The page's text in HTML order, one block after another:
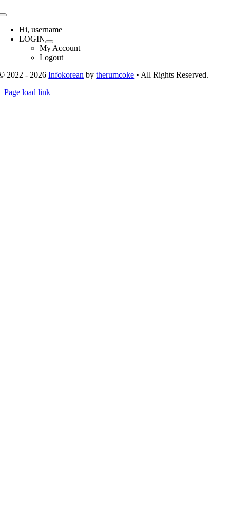
Toggle
NavigationHi, username
LOGIN
My Account
Logout
2022 - 2026Infokorean bytherumcoke • All Rights Reserved.
Toggle
Page load link